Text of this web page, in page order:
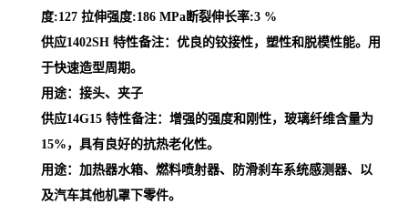
度:127 拉伸强度:186 MPa断裂伸长率:3 %
供应1402SH 特性备注：优良的铰接性，塑性和脱模性能。用
于快速造型周期。
用途：接头、夹子
供应14G15 特性备注：增强的强度和刚性，玻璃纤维含量为
15%，具有良好的抗热老化性。
用途：加热器水箱、燃料喷射器、防滑刹车系统感测器、以
及汽车其他机罩下零件。